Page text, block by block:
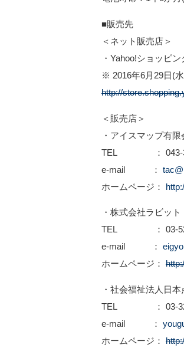
■販売先
＜ネット販売店＞
・Yahoo!ショッピ
※ 2016年6月29日(
http://
＜販売店＞
・アイスマップ有限
TEL ： 043-
e-mail ：
ホームページ：
・株式会社ラビット
TEL ： 03-
e-mail ：
ホームページ：
・社会福祉法人日
TEL ： 03-
e-mail ：
ホームページ：